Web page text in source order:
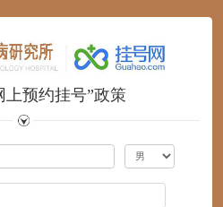
上预约挂号”政策